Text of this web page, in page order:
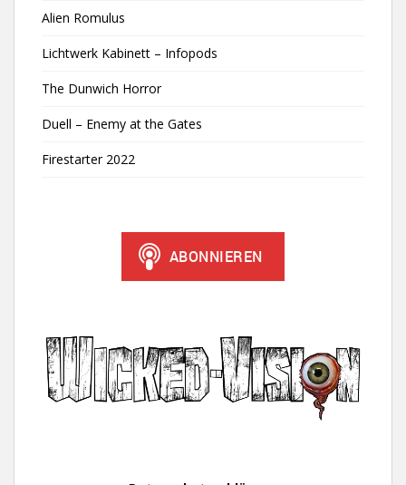
Alien Romulus
Lichtwerk Kabinett – Infopods
The Dunwich Horror
Duell – Enemy at the Gates
Firestarter 2022